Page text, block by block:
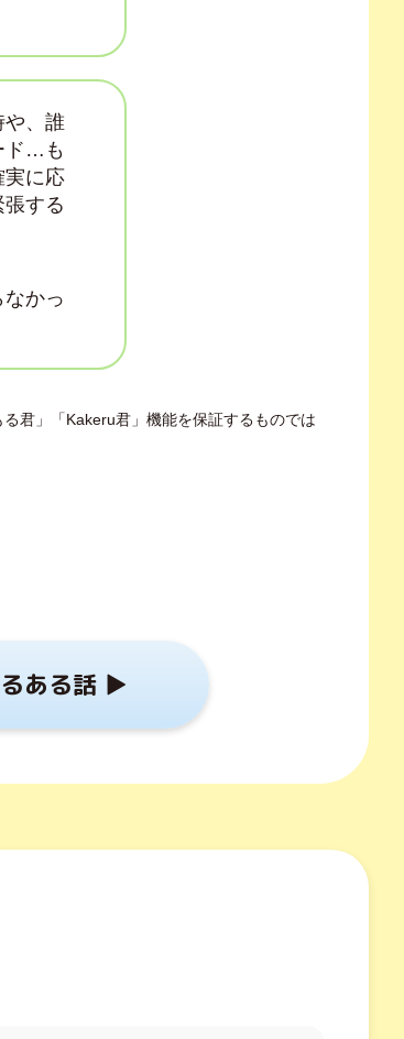
、誰
ド…も
実に応
する
かっ
君」「Kakeru君」機能を保証するものでは
ある話 ▶︎